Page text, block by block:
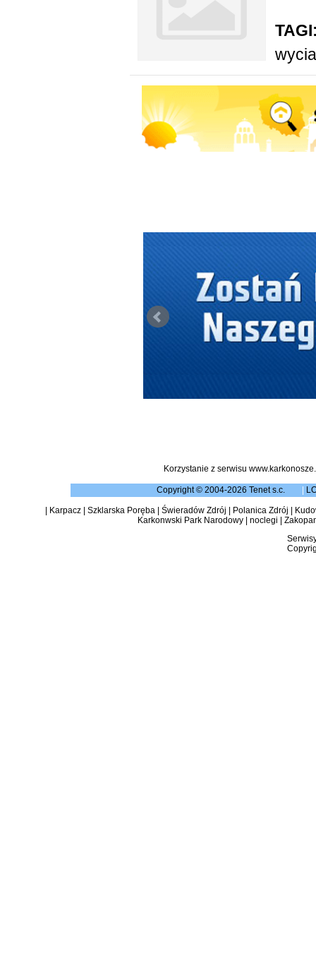
Korzystanie z serwisu
Copyright © 2004-2026 Tenet s.c.
Karpacz| Szklarska Poręba| Świeradów Zdrój Polanica Zdrój
Karkonwski Park Narodowy| noclegi